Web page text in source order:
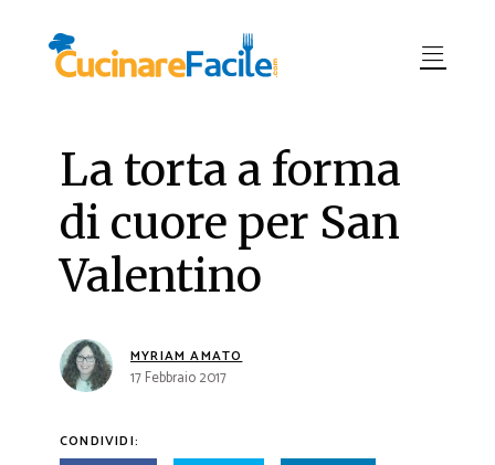
La torta a forma
di cuore per San
Valentino
MYRIAM AMATO
17 Febbraio 2017
CONDIVIDI: